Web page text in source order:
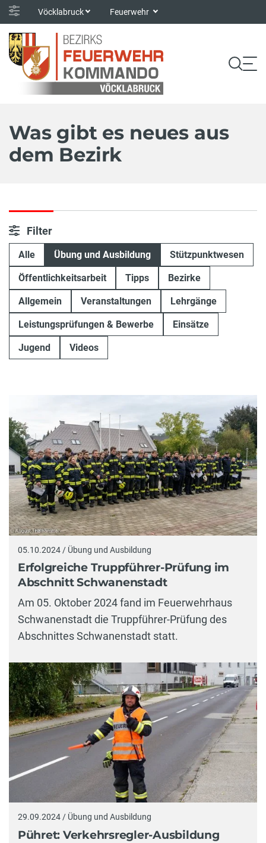
Vöcklabruck Feuerwehr
Was gibt es neues aus
dem Bezirk
Filter
Alle Übung und Ausbildung Stützpunktwesen
Öffentlichkeitsarbeit Tipps Bezirke
Allgemein Veranstaltungen Lehrgänge
Leistungsprüfungen & Bewerbe Einsätze
Jugend Videos
05.10.2024 / Übung und Ausbildung
Erfolgreiche Truppführer-Prüfung im
Abschnitt Schwanenstadt
Am 05. Oktober 2024 fand im Feuerwehrhaus
Schwanenstadt die Truppführer-Prüfung des
Abschnittes Schwanenstadt statt.
29.09.2024 / Übung und Ausbildung
Pühret: Verkehrsregler-Ausbildung